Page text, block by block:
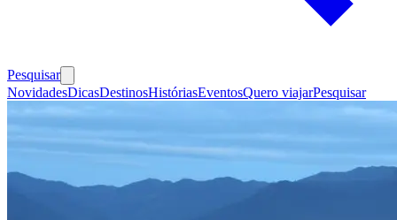
Pesquisar
NovidadesDicasDestinosHistóriasEventosQuero viajarPesquisar